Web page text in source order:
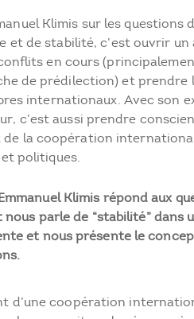
Klimis sur les questions
et de stabilité, c’est ouvrir un
en cours
de prédilection) et prendre
internationaux. Avec son
c’est aussi prendre
de la coopération
politiques.
Klimis répond aux
parle de “stabilité” dans
et nous présente le
d’une coopération